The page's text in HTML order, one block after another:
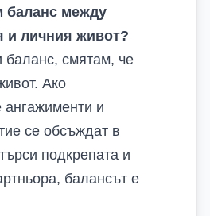
баланс между
и личния живот?
баланс, смятам, че
Ако
и
се обсъждат в
подкрепата и
балансът е